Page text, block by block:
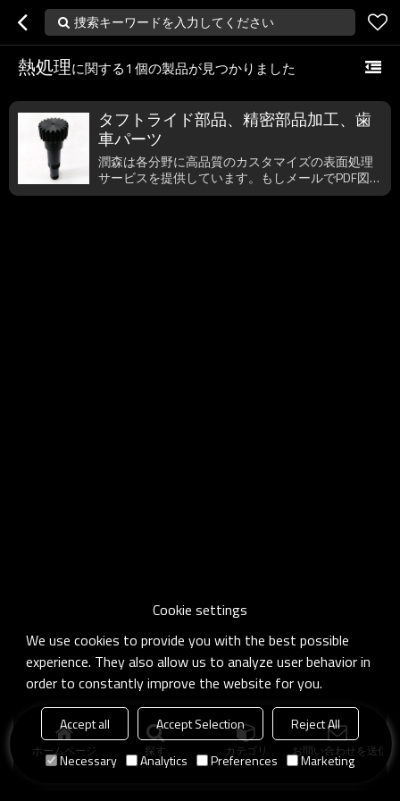
捜索キーワードを入力してください
熱処理に関する1 個の製品が見つかりました
タフトライド部品、精密部品加工、歯
車パーツ
潤森は各分野に高品質のカスタマイズの表面処理
サービスを提供しています。もしメールでPDF図面
などをお頂けましたら、1時間以内に返信できま
ホームページ 探す カテゴリ お問い合わせを送信
Cookie settings
We use cookies to provide you with the best possible
experience. They also allow us to analyze user behavior in
order to constantly improve the website for you.
Accept all Accept Selection
Reject All
Necessary
Analytics Preferences Marketing